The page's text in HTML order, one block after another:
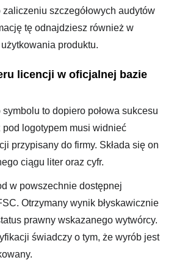
zaliczeniu szczegółowych audytów
tę odnajdziesz również w
produktu.
licencji w oficjalnej bazie
to dopiero połowa sukcesu
logotypem musi widnieć
przypisany do firmy. Składa się on
ciągu liter oraz cyfr.
w powszechnie dostępnej
Otrzymany wynik błyskawicznie
prawny wskazanego wytwórcy.
świadczy o tym, że wyrób jest